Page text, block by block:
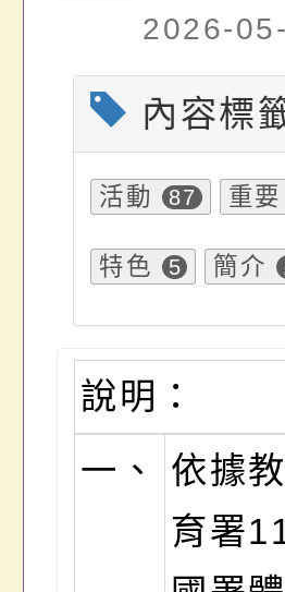
2026-
內容標
活動 87 重要
特色 5 簡介
說明：
一、
依據
育署